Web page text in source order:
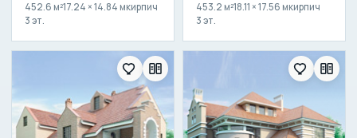
452.6 м²17.24 × 14.84 мкирпич
3 эт.
453.2 м²18.11 × 17.56 мкирпич
3 эт.